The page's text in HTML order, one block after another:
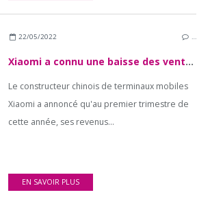
22/05/2022 …
Xiaomi a connu une baisse des ventes au premier trimestre 2022
Le constructeur chinois de terminaux mobiles
Xiaomi a annoncé qu'au premier trimestre de
cette année, ses revenus...
EN SAVOIR PLUS